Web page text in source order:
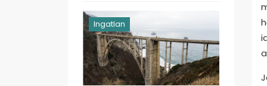
Ingatlan